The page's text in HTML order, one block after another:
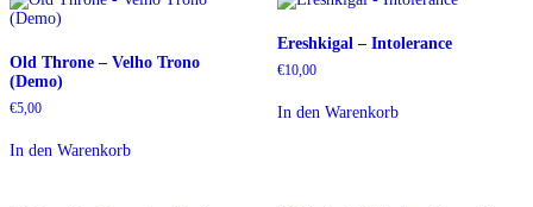
Old Throne – Velho Trono
(Demo)
€5,00
In den Warenkorb
Ereshkigal – Intolerance
€10,00
In den Warenkorb